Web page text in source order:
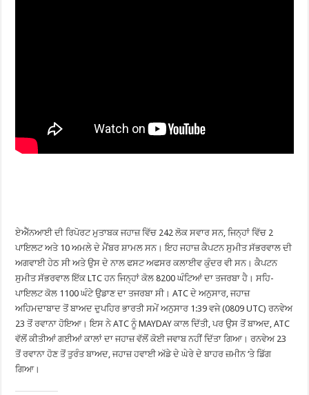
ਏਐੱਨਆਈ ਦੀ ਰਿਪੋਰਟ ਮੁਤਾਬਕ ਜਹਾਜ਼ ਵਿੱਚ 242 ਲੋਕ ਸਵਾਰ ਸਨ, ਜਿਨ੍ਹਾਂ ਵਿੱਚ 2
ਪਾਇਲਟ ਅਤੇ 10 ਅਮਲੇ ਦੇ ਮੈਂਬਰ ਸ਼ਾਮਲ ਸਨ। ਇਹ ਜਹਾਜ਼ ਕੈਪਟਨ ਸੁਮੀਤ ਸੱਭਰਵਾਲ ਦੀ
ਅਗਵਾਈ ਹੇਠ ਸੀ ਅਤੇ ਉਸ ਦੇ ਨਾਲ ਫਸਟ ਅਫਸਰ ਕਲਾਈਵ ਕੁੰਦਰ ਵੀ ਸਨ। ਕੈਪਟਨ
ਸੁਮੀਤ ਸੱਭਰਵਾਲ ਇੱਕ LTC ਹਨ ਜਿਨ੍ਹਾਂ ਕੋਲ 8200 ਘੰਟਿਆਂ ਦਾ ਤਜਰਬਾ ਹੈ। ਸਹਿ-
ਪਾਇਲਟ ਕੋਲ 1100 ਘੰਟੇ ਉਡਾਣ ਦਾ ਤਜਰਬਾ ਸੀ। ATC ਦੇ ਅਨੁਸਾਰ, ਜਹਾਜ਼
ਅਹਿਮਦਾਬਾਦ ਤੋਂ ਬਾਅਦ ਦੁਪਹਿਰ ਭਾਰਤੀ ਸਮੇਂ ਅਨੁਸਾਰ 1:39 ਵਜੇ (0809 UTC) ਰਨਵੇਅ
23 ਤੋਂ ਰਵਾਨਾ ਹੋਇਆ। ਇਸ ਨੇ ATC ਨੂੰ MAYDAY ਕਾਲ ਦਿੱਤੀ, ਪਰ ਉਸ ਤੋਂ ਬਾਅਦ, ATC
ਵੱਲੋਂ ਕੀਤੀਆਂ ਗਈਆਂ ਕਾਲਾਂ ਦਾ ਜਹਾਜ਼ ਵੱਲੋਂ ਕੋਈ ਜਵਾਬ ਨਹੀਂ ਦਿੱਤਾ ਗਿਆ। ਰਨਵੇਅ 23
ਤੋਂ ਰਵਾਨਾ ਹੋਣ ਤੋਂ ਤੁਰੰਤ ਬਾਅਦ, ਜਹਾਜ਼ ਹਵਾਈ ਅੱਡੇ ਦੇ ਘੇਰੇ ਦੇ ਬਾਹਰ ਜ਼ਮੀਨ ‘ਤੇ ਡਿੱਗ
ਗਿਆ।